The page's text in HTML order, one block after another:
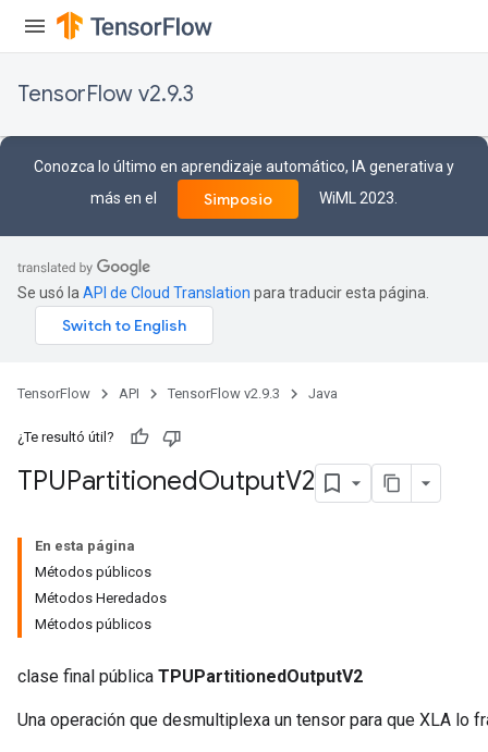
TensorFlow v2.9.3
Conozca lo último en aprendizaje automático, IA generativa y
más en el
Simposio WiML 2023.
Se usó la API de Cloud Translation para traducir esta página.
TensorFlow API TensorFlow v2.9.3 Java
¿Te resultó útil?
TPUPartitionedOutputV2
En esta página
Métodos públicos
Métodos Heredados
Métodos públicos
clase final pública TPUPartitionedOutputV2
Una operación que desmultiplexa un tensor para que XLA lo